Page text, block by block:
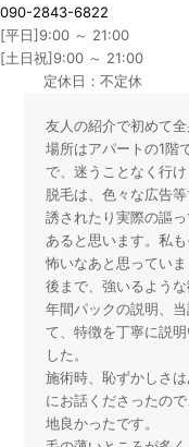
090-2843-6822
[平日]9:00 ～ 21:00
[土日祝]9:00 ～ 21:00
定休日：不定休
友人の紹介で初めて全
場所はアパートの1階
で、迷うことなく行け
脱毛は、色々な広告
誘されたり実際の謳
あると思います。私
怖いなあと思ってい
後まで、強いるよう
年間パックの説明、
て、特徴を丁寧に説
した。
施術時、恥ずかしさ
にお話くださったの
地良かったです。